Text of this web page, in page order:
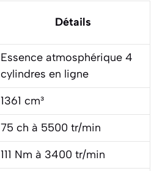
Détails
Essence atmosphérique 4
cylindres en ligne
1361 cm³
75 ch à 5500 tr/min
111 Nm à 3400 tr/min